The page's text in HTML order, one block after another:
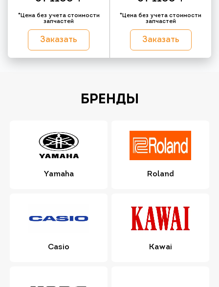
*Цена без учета стоимости
запчастей
Заказать
*Цена без учета стоимости
запчастей
Заказать
БРЕНДЫ
Yamaha Roland
Casio Kawai